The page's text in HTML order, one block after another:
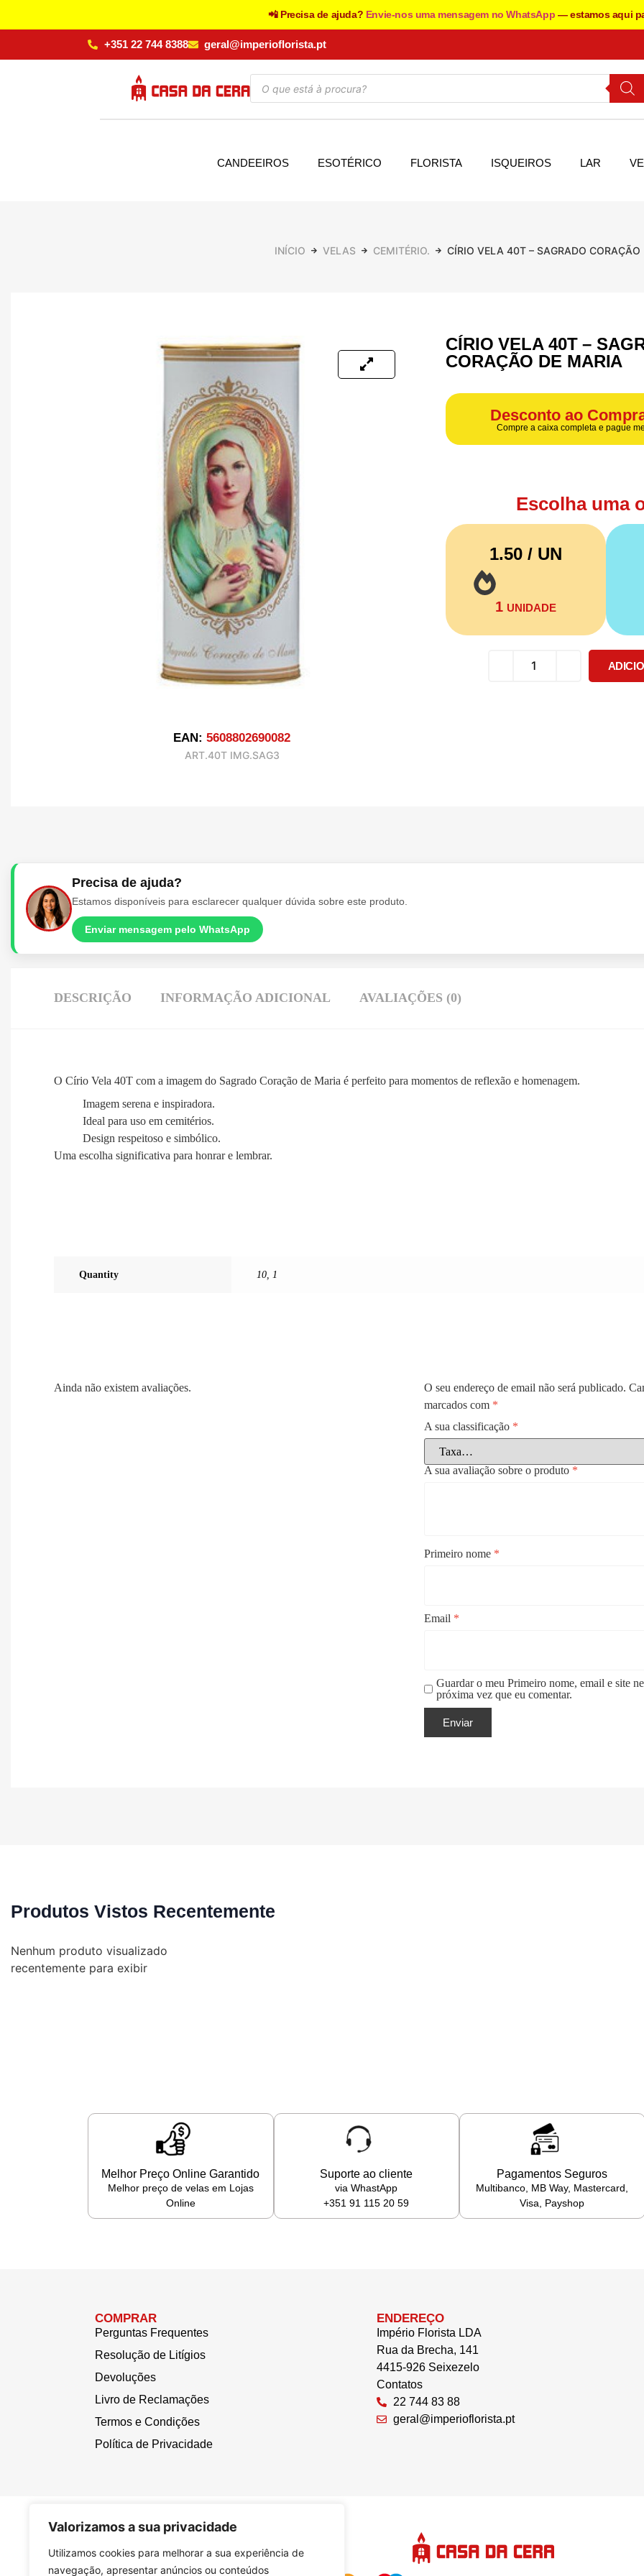
Valorizamos a sua privacidade
Utilizamos cookies para melhorar a sua experiência de
navegação, apresentar anúncios ou conteúdos
📲 Precisa de ajuda? Envie-nos uma mensagem no WhatsApp — estamos aqui
+351 22 744 8388 geral@imperioflorista.pt
CANDEEIROS ESOTÉRICO FLORISTA ISQUEIROS LAR
INÍCIO VELAS CEMITÉRIO. CÍRIO VELA 40T – SAGRADO CORAÇÃO
EAN: 5608802690082
ART.40T IMG.SAG3
CÍRIO VELA 40T –
CORAÇÃO DE MARIA
Desconto ao
Compre a caixa completa e pague
Escolha uma
1.50 / UN
1 UNIDADE
Precisa de ajuda?
Estamos disponíveis para esclarecer qualquer dúvida sobre este produto.
Enviar mensagem pelo WhatsApp
DESCRIÇÃO INFORMAÇÃO ADICIONAL AVALIAÇÕES (0)
O Círio Vela 40T com a imagem do Sagrado Coração de Maria é perfeito para momentos de reflexão e homenagem.
Imagem serena e inspiradora.
Ideal para uso em cemitérios.
Design respeitoso e simbólico.
Uma escolha significativa para honrar e lembrar.
Quantity 10 1
Ainda não existem avaliações. O seu endereço de email não será publicado.
marcados com *
A sua classificação *
A sua avaliação sobre o produto *
Primeiro nome *
Email *
Guardar o meu Primeiro nome, email e site
próxima vez que eu comentar.
Produtos Vistos Recentemente
Nenhum produto visualizado
recentemente para exibir
Melhor Preço Online Garantido
Melhor preço de velas em Lojas
Online
Suporte ao cliente
via WhastApp
+351 91 115 20 59
Pagamentos Seguros
Multibanco, MB Way, Mastercard,
Visa, Payshop
COMPRAR
Perguntas Frequentes
Resolução de Litígios
Devoluções
Livro de Reclamações
Termos e Condições
Política de Privacidade
ENDEREÇO
Império Florista LDA
Rua da Brecha, 141
4415-926 Seixezelo
Contatos
22 744 83 88
geral@imperioflorista.pt